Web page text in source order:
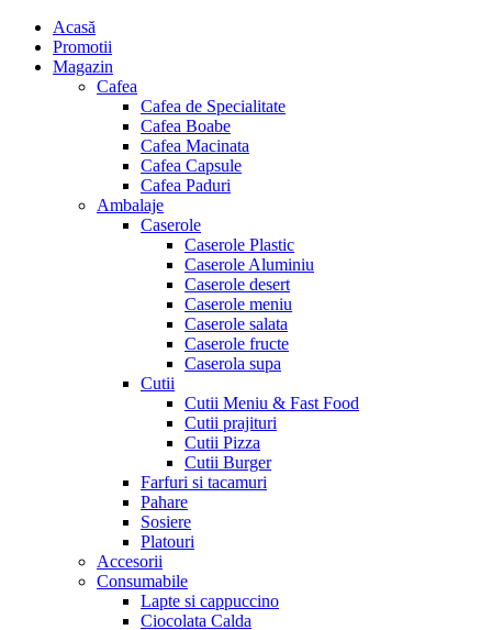
Menu
Acasă
Promotii
Magazin
Cafea
Cafea de Specialitate
Cafea Boabe
Cafea Macinata
Cafea Capsule
Cafea Paduri
Ambalaje
Caserole
Caserole Plastic
Caserole Aluminiu
Caserole desert
Caserole meniu
Caserole salata
Caserole fructe
Caserola supa
Cutii
Cutii Meniu & Fast Food
Cutii prajituri
Cutii Pizza
Cutii Burger
Farfuri si tacamuri
Pahare
Sosiere
Platouri
Accesorii
Consumabile
Lapte si cappuccino
Ciocolata Calda